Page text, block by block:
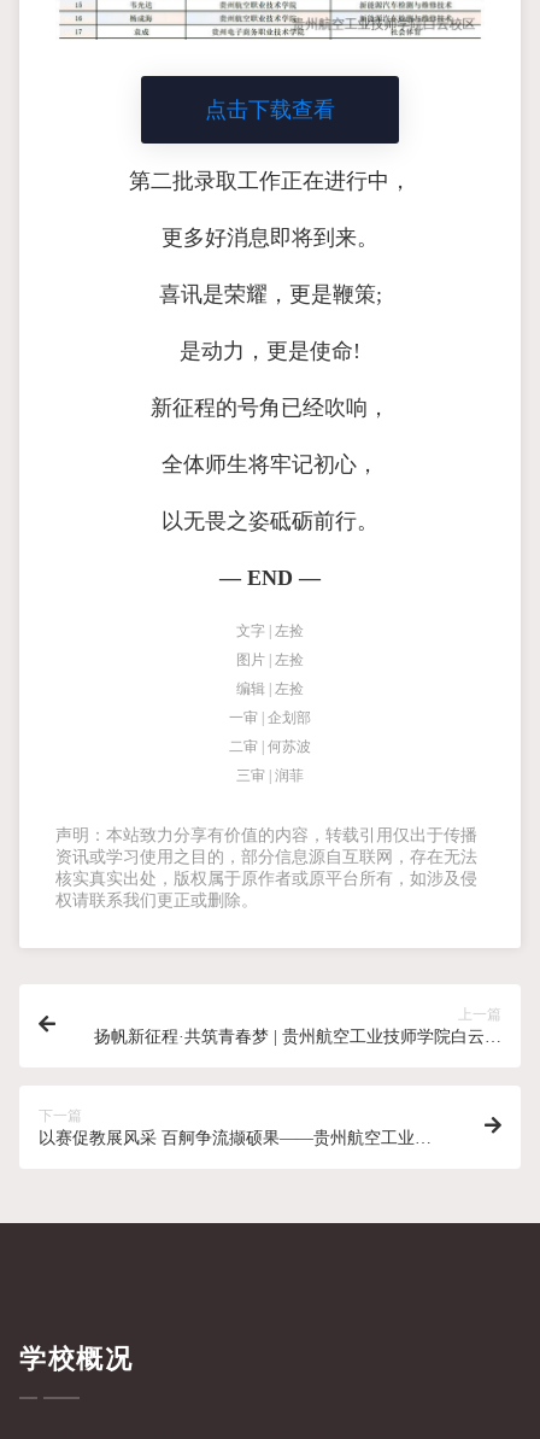
点击下载查看
第二批录取工作正在进行中，
更多好消息即将到来。
喜讯是荣耀，更是鞭策;
是动力，更是使命!
新征程的号角已经吹响，
全体师生将牢记初心，
以无畏之姿砥砺前行。
— END —
文字 | 左捡
图片 | 左捡
编辑 | 左捡
一审 | 企划部
二审 | 何苏波
三审 | 润菲
声明：本站致力分享有价值的内容，转载引用仅出于传播
资讯或学习使用之目的，部分信息源自互联网，存在无法
核实真实出处，版权属于原作者或原平台所有，如涉及侵
权请联系我们更正或删除。
上一篇
扬帆新征程·共筑青春梦 | 贵州航空工业技师学院白云校
下一篇
以赛促教展风采 百舸争流撷硕果——贵州航空工业技
学校概况